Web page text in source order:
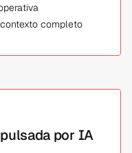
completo
por IA